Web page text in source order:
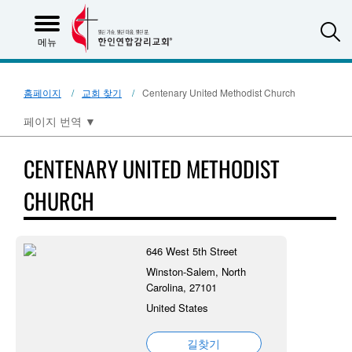
메뉴
홈페이지 교회 찾기 Centenary United Methodist Church
페이지 번역 ▼
CENTENARY UNITED METHODIST
CHURCH
646 West 5th Street
Winston-Salem, North
Carolina, 27101
United States
길찾기